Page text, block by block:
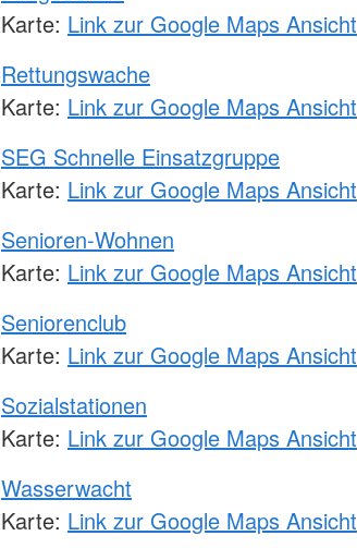
Karte: Link zur Google Maps Ansicht
Rettungswache
Karte: Link zur Google Maps Ansicht
SEG Schnelle Einsatzgruppe
Karte: Link zur Google Maps Ansicht
Senioren-Wohnen
Karte: Link zur Google Maps Ansicht
Seniorenclub
Karte: Link zur Google Maps Ansicht
Sozialstationen
Karte: Link zur Google Maps Ansicht
Wasserwacht
Karte: Link zur Google Maps Ansicht